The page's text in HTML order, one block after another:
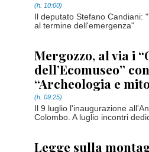
(h. 10:00)
Il deputato Stefano
al termine dell'emergenza"
Mergozzo, al via i
dell’Ecomuseo”
“Archeologia e
(h. 09:25)
Il 9 luglio l'inaugurazione
Colombo. A luglio incontri
Legge sulla